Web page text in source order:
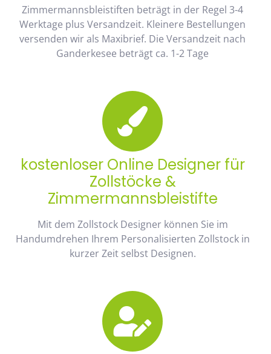
Zimmermannsbleistiften beträgt in der Regel 3-4
Werktage plus Versandzeit. Kleinere Bestellungen
versenden wir als Maxibrief. Die Versandzeit nach
Ganderkesee beträgt ca. 1-2 Tage
kostenloser Online Designer für
Zollstöcke &
Zimmermannsbleistifte
Mit dem Zollstock Designer können Sie im
Handumdrehen Ihrem Personalisierten Zollstock in
kurzer Zeit selbst Designen.